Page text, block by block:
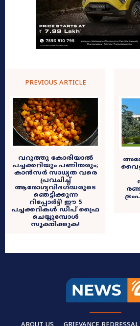
PREVIOUS ARTICLE
വറുത്തു കോരിയാൽ
പച്ചക്കറിയും പണിതരും;
കാൻസർ സാധ്യത വരെ
പ്രവചിച്ച്
ആരോഗ്യവിദഗ്ദ്ധരുടെ
ഞെട്ടിക്കുന്ന
റിപ്പോർട്ട്! ഈ 5
പച്ചക്കറികൾ ഡീപ് ഫ്രൈ
ചെയ്യുമ്പോൾ
സൂക്ഷിക്കുക!